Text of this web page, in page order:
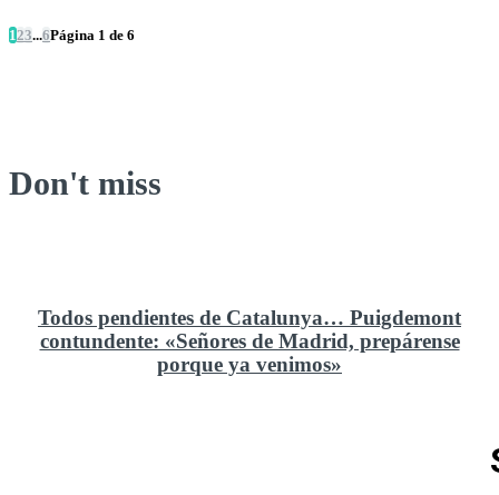
1 23...6Página 1 de 6
Don't miss
Todos pendientes de Catalunya… Puigdemont
contundente: «Señores de Madrid, prepárense
porque ya venimos»